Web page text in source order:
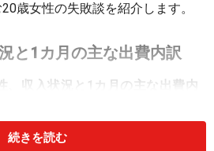
歳女性の失敗談を紹介します。
と1カ月の主な出費内訳
、収入状況と1カ月の主な出費内
なし）
続きを読む